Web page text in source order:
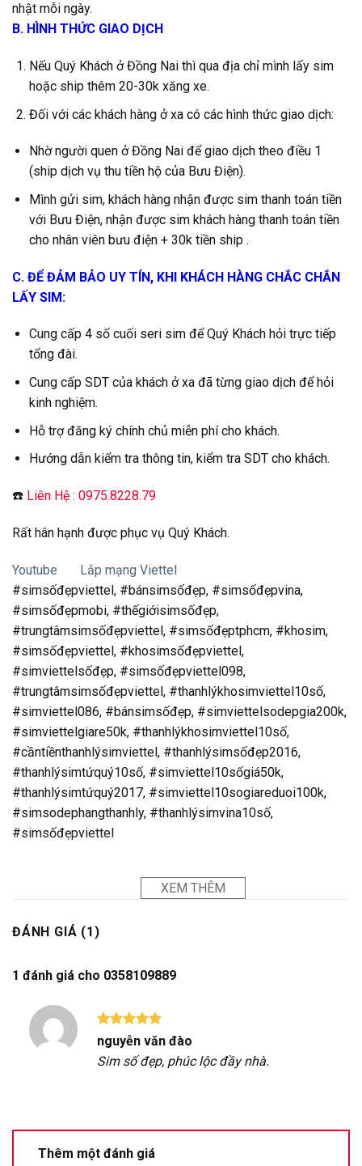
nhật mỗi ngày.
B. HÌNH THỨC GIAO DỊCH
Nếu Quý Khách ở Đồng Nai thì qua địa chỉ mình lấy sim
hoặc ship thêm 20-30k xăng xe.
Đối với các khách hàng ở xa có các hình thức giao dịch:
Nhờ người quen ở Đồng Nai để giao dịch theo điều 1
(ship dịch vụ thu tiền hộ của Bưu Điện).
Mình gửi sim, khách hàng nhận được sim thanh toán tiền
với Bưu Điện, nhận được sim khách hàng thanh toán tiền
cho nhân viên bưu điện + 30k tiền ship .
C. ĐỂ ĐẢM BẢO UY TÍN, KHI KHÁCH HÀNG CHẮC CHẮN
LẤY SIM:
Cung cấp 4 số cuối seri sim để Quý Khách hỏi trực tiếp
tổng đài.
Cung cấp SDT của khách ở xa đã từng giao dịch để hỏi
kinh nghiệm.
Hỗ trợ đăng ký chính chủ miễn phí cho khách.
Hướng dẫn kiểm tra thông tin, kiểm tra SDT cho khách.
☎️ Liên Hệ : 0975.8228.79
Rất hân hạnh được phục vụ Quý Khách.
Youtube
Lắp mạng Viettel
#simsốđẹpviettel, #bánsimsốđẹp, #simsốđẹpvina,
#simsốđẹpmobi, #thếgiớisimsốđẹp,
#trungtâmsimsốđẹpviettel, #simsốđẹptphcm, #khosim,
#simsốđẹpviettel, #khosimsốđẹpviettel,
#simviettelsốđẹp, #simsốđẹpviettel098,
#trungtâmsimsốđẹpviettel, #thanhlýkhosimviettel10số,
#simviettel086, #bánsimsốđẹp, #simviettelsodepgia200k,
#simviettelgiare50k, #thanhlýkhosimviettel10số,
#cầntiềnthanhlýsimviettel, #thanhlýsimsốđẹp2016,
#thanhlýsimtứquý10số, #simviettel10sốgiá50k,
#thanhlýsimtứquý2017, #simviettel10sogiareduoi100k,
#simsodephangthanhly, #thanhlýsimvina10số,
#simsốđẹpviettel
XEM THÊM
ĐÁNH GIÁ (1)
1 đánh giá cho 0358109889
Được xếp
hạng 5
sao
nguyễn văn đào
Sim số đẹp, phúc lộc đầy nhà.
Thêm một đánh giá